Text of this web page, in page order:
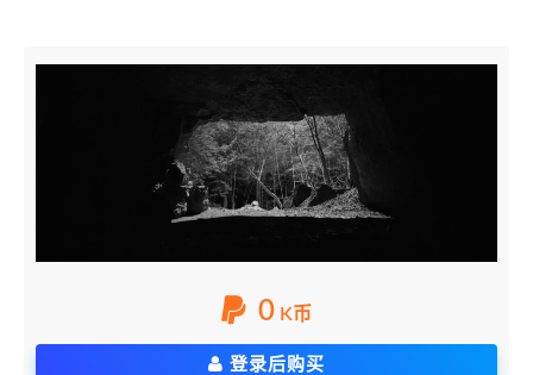
0 K币
登录后购买